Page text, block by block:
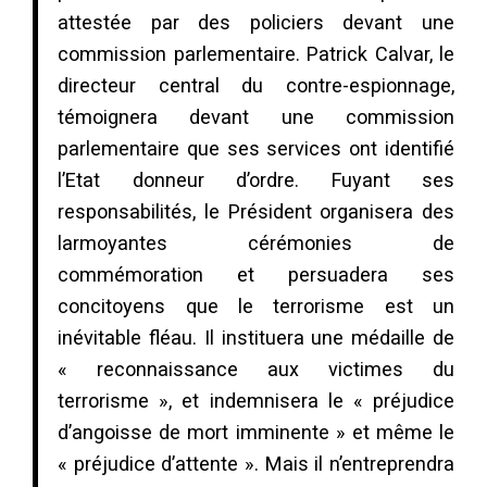
attestée par des policiers devant une
commission parlementaire. Patrick Calvar, le
directeur central du contre-espionnage,
témoignera devant une commission
parlementaire que ses services ont identifié
l’Etat donneur d’ordre. Fuyant ses
responsabilités, le Président organisera des
larmoyantes cérémonies de
commémoration et persuadera ses
concitoyens que le terrorisme est un
inévitable fléau. Il instituera une médaille de
« reconnaissance aux victimes du
terrorisme », et indemnisera le « préjudice
d’angoisse de mort imminente » et même le
« préjudice d’attente ». Mais il n’entreprendra